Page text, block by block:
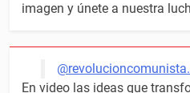
imagen y únete a nuestra
En video las ideas que